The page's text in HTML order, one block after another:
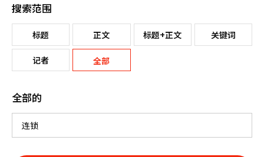
搜索范围
标题 正文 标题+正文 关键词
记者 全部
全部的